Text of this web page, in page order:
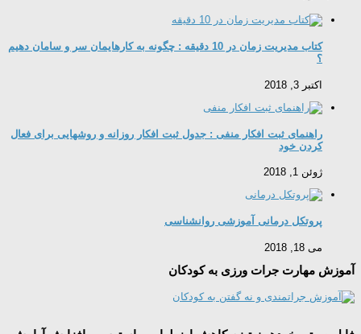
کتاب مدیریت زمان در 10 دقیقه : چگونه به کارهایمان سر و سامان دهیم
؟
اکتبر 3, 2018
راهنمای ثبت افکار منفی : جدول ثبت افکار روزانه و روشهایی برای فعال
کردن خود
ژوئن 1, 2018
پروتکل درمانی آموزشی روانشناسی
می 18, 2018
آموزش مهارت جرات ورزی به کودکان